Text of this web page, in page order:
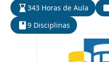
343 Horas de Aula
9 Disciplinas